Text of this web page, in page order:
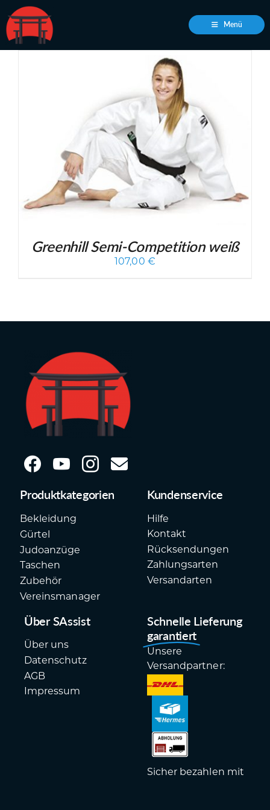
Zum
Inhalt
springen
Menü
Greenhill Semi-Competition weiß
107,00 €
Produktkategorien
Bekleidung
Gürtel
Judoanzüge
Taschen
Zubehör
Vereinsmanager
Kundenservice
Hilfe
Kontakt
Rücksendungen
Zahlungsarten
Versandarten
Über SAssist
Über uns
Datenschutz
AGB
Impressum
Schnelle Lieferung
garantiert
Unsere
Versandpartner:
Sicher bezahlen mit